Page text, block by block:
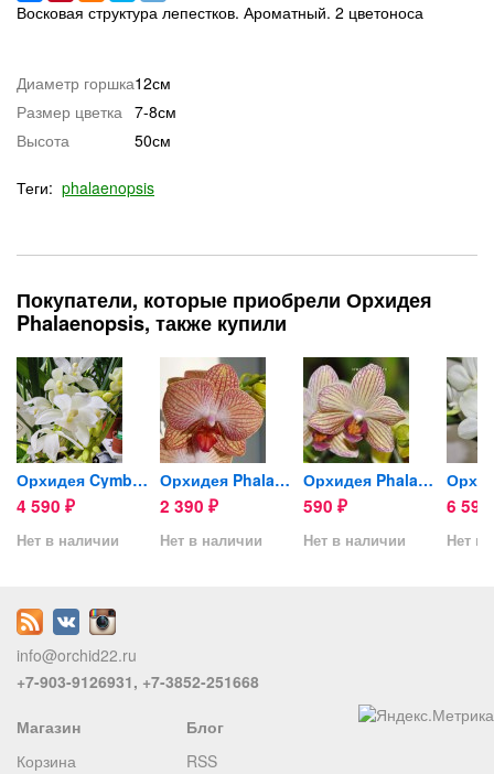
Восковая структура лепестков. Ароматный. 2 цветоноса
Диаметр горшка12см
Размер цветка 7-8см
Высота
50см
Теги: phalaenopsis
Покупатели, которые приобрели Орхидея
Phalaenopsis, также купили
Орхидея Cymbidium Sarah...
4 590 ₽
Нет в наличии
Орхидея Phalaenopsis...
2 390 ₽
Нет в наличии
Орхидея Phalaenopsis,...
590 ₽
Нет в наличии
6 590
Нет в
info@orchid22.ru
+7-903-9126931, +7-3852-251668
Магазин
Корзина
Блог
RSS